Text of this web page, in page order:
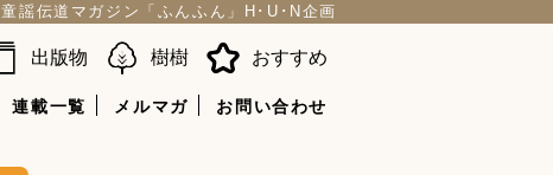
童謡伝道マガジン「ふんふん」H･U･N企画
出版物 樹樹 おすすめ
連載一覧 メルマガ お問い合わせ